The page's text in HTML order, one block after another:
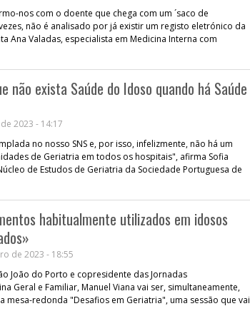
nos com o doente que chega com um ´saco de
não é analisado por já existir um registo eletrónico da
Ana Valadas, especialista em Medicina Interna com
não exista Saúde do Idoso quando há Saúde
2023 - 14:17
no nosso SNS e, por isso, infelizmente, não há um
de Geriatria em todos os hospitais", afirma Sofia
de Estudos de Geriatria da Sociedade Portuguesa de
habitualmente utilizados em idosos
de 2023 - 18:55
João do Porto e copresidente das Jornadas
Geral e Familiar, Manuel Viana vai ser, simultaneamente,
mesa-redonda "Desafios em Geriatria", uma sessão que vai